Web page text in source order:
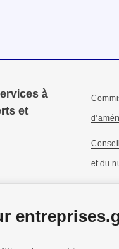
à
et
et du